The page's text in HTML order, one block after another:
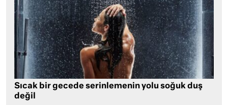
Sıcak bir gecede serinlemenin yolu soğuk duş
değil